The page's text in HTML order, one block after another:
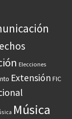
Elecciones
Extensión FIC
Música